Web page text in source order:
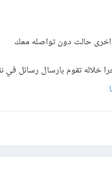
حالت دون تواصله معك
خلاله تقوم بارسال رسائل في